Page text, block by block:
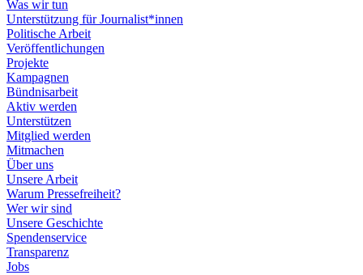
Was wir tun
Unterstützung für Journalist*innen
Politische Arbeit
Veröffentlichungen
Projekte
Kampagnen
Bündnisarbeit
Aktiv werden
Unterstützen
Mitglied werden
Mitmachen
Über uns
Unsere Arbeit
Warum Pressefreiheit?
Wer wir sind
Unsere Geschichte
Spendenservice
Transparenz
Jobs